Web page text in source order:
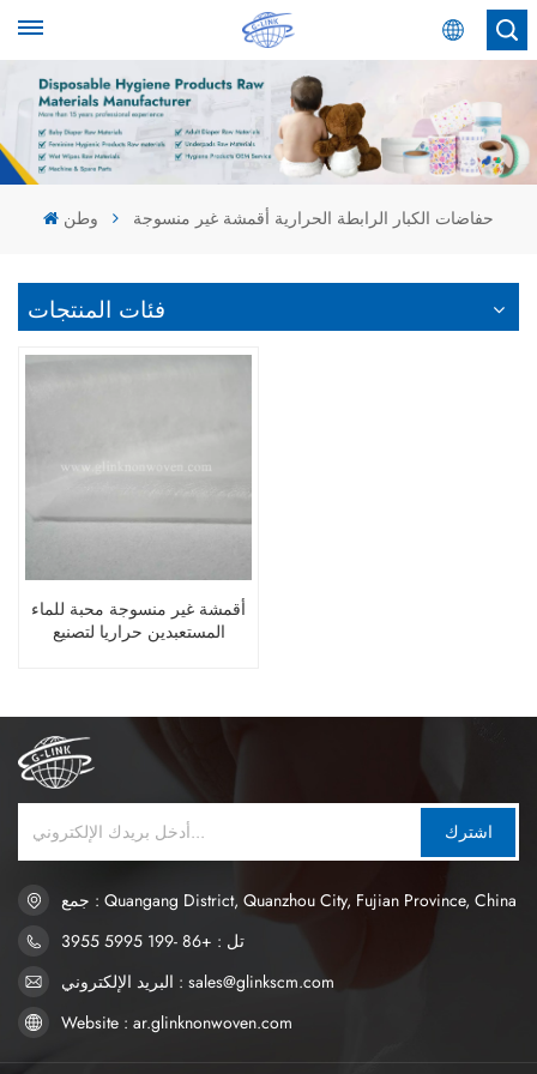
عربي
English
وطن حفاضات الكبار الرابطة الحرارية أقمشة غير منسوجة
فئات المنتجات
أقمشة غير منسوجة محبة للماء
المستعبدين حراريا لتصنيع
اشترك
جمع : Quangang District, Quanzhou City, Fujian Province, China
تل : +86 -199 5995 3955
البريد الإلكتروني : sales@glinkscm.com
Website : ar.glinknonwoven.com